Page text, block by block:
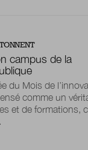
campus de la
du Mois de
comme un
et de formations,